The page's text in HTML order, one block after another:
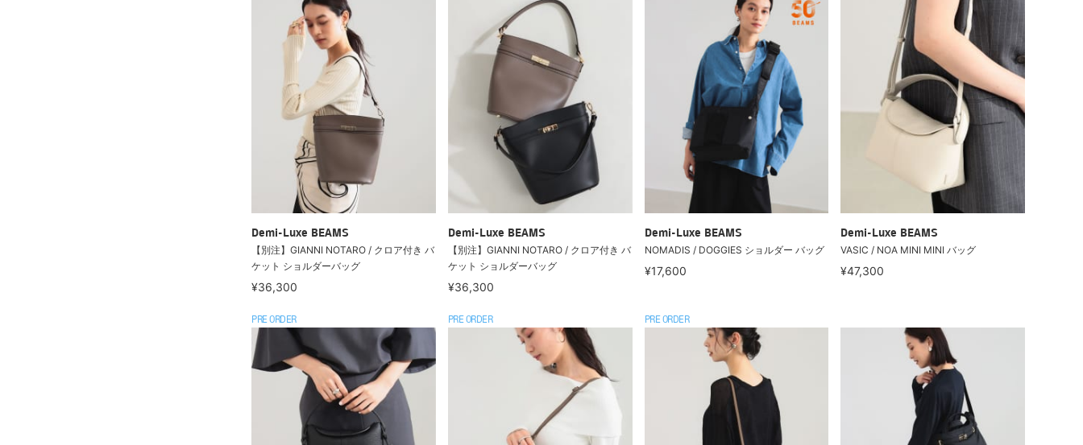
Demi-Luxe BEAMS
【別注】GIANNI NOTARO / クロア付き バ
ケット ショルダーバッグ
¥36,300
Demi-Luxe BEAMS
【別注】GIANNI NOTARO / クロア付き バ
ケット ショルダーバッグ
¥36,300
Demi-Luxe BEAMS
NOMADIS / DOGGIES ショルダー バッグ
¥17,600
Demi-Luxe BEAMS
VASIC / NOA MINI MINI バッグ
¥47,300
PRE ORDER PRE ORDER PRE ORDER